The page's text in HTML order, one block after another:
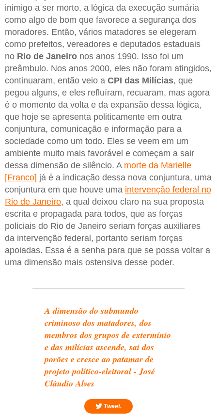
inimigo a ser morto, a lógica da execução sumária
como algo de bom que favorece a segurança dos
moradores. Então, vários matadores se elegeram
como prefeitos, vereadores e deputados estaduais
no Rio de Janeiro nos anos 1990. Isso foi um
preâmbulo. Nos anos 2000, eles não foram atingidos,
continuaram, então veio a CPI das Milícias, que
pegou alguns, e eles refluíram, recuaram, mas agora
é o momento da volta e da expansão dessa lógica,
que hoje se apresenta politicamente em outra
conjuntura, comunicação e informação para a
sociedade como um todo. Eles se veem em um
ambiente muito mais favorável e começam a sair
dessa dimensão de silêncio. A morte da Marielle
[Franco] já é a indicação dessa nova conjuntura, uma
conjuntura em que houve uma intervenção federal no
Rio de Janeiro, a qual deixou claro na sua proposta
escrita e propagada para todos, que as forças
policiais do Rio de Janeiro seriam forças auxiliares
da intervenção federal, portanto seriam forças
apoiadas. Essa é a senha para que se possa voltar a
uma dimensão mais ostensiva desse poder.
A dimensão do submundo
criminoso dos matadores, dos
membros dos grupos de extermínio
e das milícias ascende, sai dos
porões e cresce ao patamar de
projeto político-eleitoral - José
Cláudio Alves
Tweet.